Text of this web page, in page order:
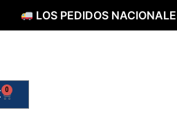
PEDIDOS NACIONALES
0